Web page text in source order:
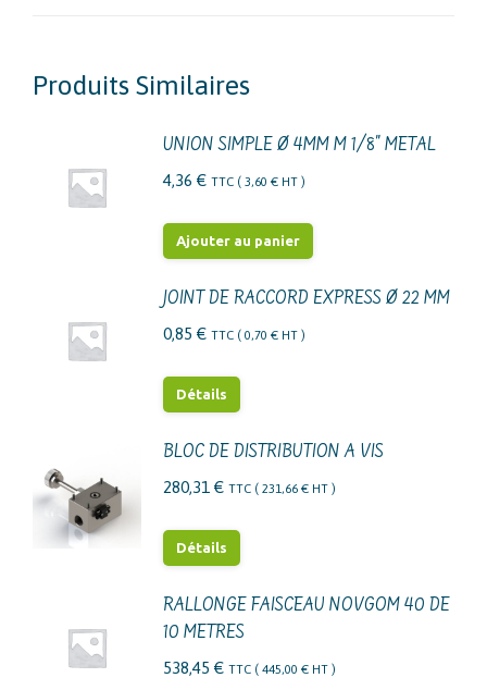
Produits Similaires
UNION SIMPLE Ø 4MM M 1/8" METAL
4,36 € TTC ( 3,60 € HT )
Ajouter au panier
JOINT DE RACCORD EXPRESS Ø 22 MM
0,85 € TTC ( 0,70 € HT )
Détails
BLOC DE DISTRIBUTION A VIS
280,31 € TTC ( 231,66 € HT )
Détails
RALLONGE FAISCEAU NOVGOM 40 DE
10 METRES
538,45 € TTC ( 445,00 € HT )